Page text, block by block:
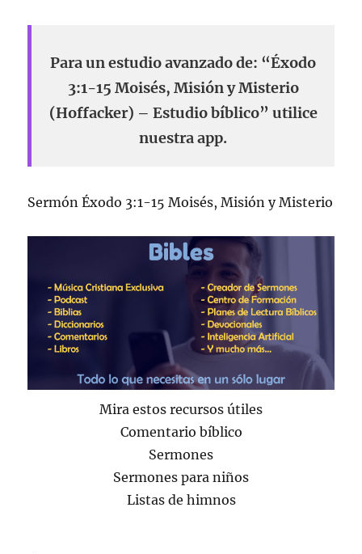
Para un estudio avanzado de: “Éxodo
3:1-15 Moisés, Misión y Misterio
(Hoffacker) – Estudio bíblico” utilice
nuestra app.
Sermón Éxodo 3:1-15 Moisés, Misión y Misterio
Mira estos recursos útiles
Comentario bíblico
Sermones
Sermones para niños
Listas de himnos